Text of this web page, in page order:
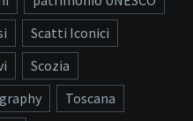
Scatti Iconici
Scozia
Toscana